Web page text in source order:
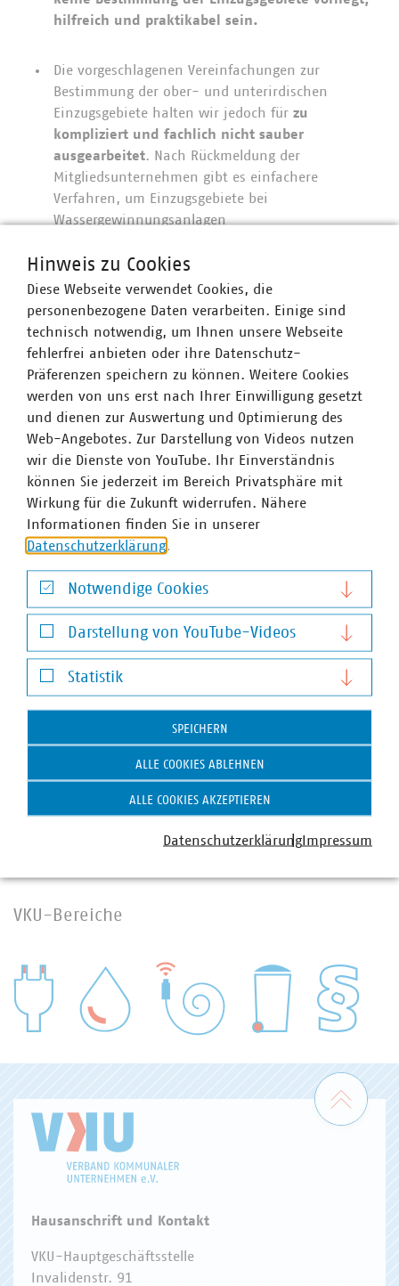
hilfreich und praktikabel sein.
Die vorgeschlagenen Vereinfachungen zur
Bestimmung der ober- und unterirdischen
Einzugsgebiete halten wir jedoch für zu
kompliziert und fachlich nicht sauber
ausgearbeitet. Nach Rückmeldung der
Mitgliedsunternehmen gibt es einfachere
Verfahren, um Einzugsgebiete bei
Wassergewinnungsanlagen
Letztendlich ist für die Abgrenzung des
Trinkwassereinzugsgebiets eine fallspezifische
Betrachtung erforderlich. Es ist jedochkaum
möglich, pauschale konkrete Vorgaben für alle
Einzugsgebiete von Wassergewinnungsanlagen
auf Bundesebene festzulegen. Die Möglichkeit
einer individuellen Festlegung in § 6 Absatz 3 bis 6
TrinkwEGV spiegelt diese Einzelfallbetrachtung auch
bereits wider.
Solche Wasserversorger, die bereits frühzeitig mit
der Umsetzung der TrinkwEGV begonnen haben
(First Mover), sollten durch etwaig später
veröffentliche Vorgaben von Bund und Ländern
nicht benachteiligtwerden.
Schlagworte
VKU-Bereiche
WASSER/ABWASSER
Zum
Hausanschrift und Kontakt
VKU-Hauptgeschäftsstelle
Invalidenstr. 91
Hinweis zu Cookies
Diese Webseite verwendet Cookies, die
personenbezogene Daten verarbeiten. Einige sind
technisch notwendig, um Ihnen unsere Webseite
fehlerfrei anbieten oder ihre Datenschutz-
Präferenzen speichern zu können. Weitere Cookies
werden von uns erst nach Ihrer Einwilligung gesetzt
und dienen zur Auswertung und Optimierung des
Web-Angebotes. Zur Darstellung von Videos nutzen
wir die Dienste von YouTube. Ihr Einverständnis
können Sie jederzeit im Bereich Privatsphäre mit
Wirkung für die Zukunft widerrufen. Nähere
Informationen finden Sie in unserer
Datenschutzerklärung
Notwendige Cookies
Notwendige Cookies
Darstellung von YouTube-Videos
Darstellung von YouTube-Videos
Statistik
Statistik
SPEICHERN
ALLE COOKIES ABLEHNEN
ALLE COOKIES AKZEPTIEREN
DatenschutzerklärungImpressum